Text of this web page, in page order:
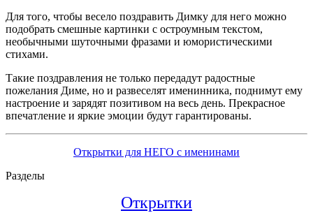
Для того, чтобы весело поздравить Димку для него можно
подобрать смешные картинки с остроумным текстом,
необычными шуточными фразами и юмористическими
стихами.
Такие поздравления не только передадут радостные
пожелания Диме, но и развеселят именинника, поднимут ему
настроение и зарядят позитивом на весь день. Прекрасное
впечатление и яркие эмоции будут гарантированы.
Открытки для НЕГО с именинами
Разделы
Открытки